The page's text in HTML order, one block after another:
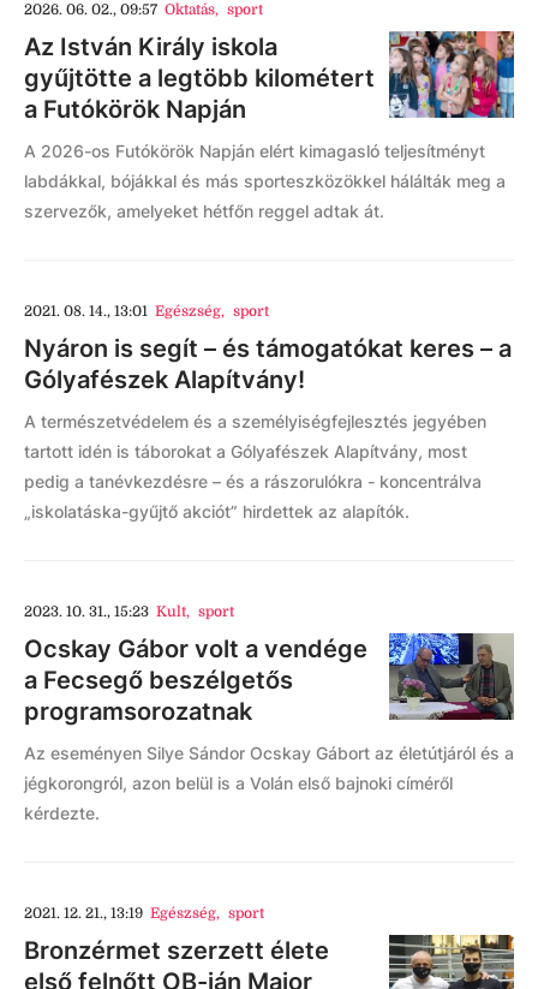
2026. 06. 02., 09:57 Oktatás, sport
Az István Király iskola
gyűjtötte a legtöbb kilométert
a Futókörök Napján
A 2026-os Futókörök Napján elért kimagasló teljesítményt
labdákkal, bójákkal és más sporteszközökkel hálálták meg a
szervezők, amelyeket hétfőn reggel adtak át.
2021. 08. 14., 13:01 Egészség, sport
Nyáron is segít – és támogatókat keres – a
Gólyafészek Alapítvány!
A természetvédelem és a személyiségfejlesztés jegyében
tartott idén is táborokat a Gólyafészek Alapítvány, most
pedig a tanévkezdésre – és a rászorulókra - koncentrálva
„iskolatáska-gyűjtő akciót” hirdettek az alapítók.
2023. 10. 31., 15:23 Kult, sport
Ocskay Gábor volt a vendége
a Fecsegő beszélgetős
programsorozatnak
Az eseményen Silye Sándor Ocskay Gábort az életútjáról és a
jégkorongról, azon belül is a Volán első bajnoki címéről
kérdezte.
2021. 12. 21., 13:19 Egészség, sport
Bronzérmet szerzett élete
első felnőtt OB-ján Major